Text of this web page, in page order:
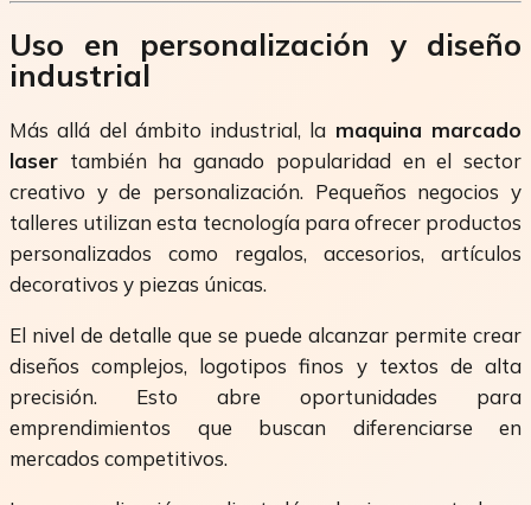
Uso en personalización y diseño
industrial
Más allá del ámbito industrial, la maquina marcado
laser también ha ganado popularidad en el sector
creativo y de personalización. Pequeños negocios y
talleres utilizan esta tecnología para ofrecer productos
personalizados como regalos, accesorios, artículos
decorativos y piezas únicas.
El nivel de detalle que se puede alcanzar permite crear
diseños complejos, logotipos finos y textos de alta
precisión. Esto abre oportunidades para
emprendimientos que buscan diferenciarse en
mercados competitivos.